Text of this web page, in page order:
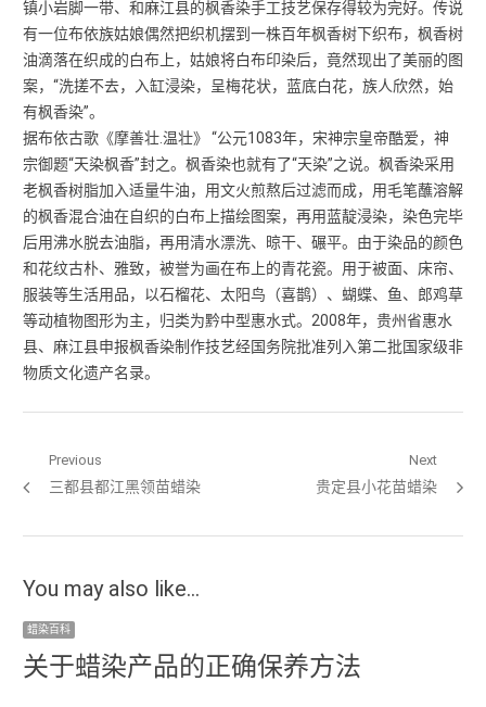
镇小岩脚一带、和麻江县的枫香染手工技艺保存得较为完好。传说
有一位布依族姑娘偶然把织机摆到一株百年枫香树下织布，枫香树
油滴落在织成的白布上，姑娘将白布印染后，竟然现出了美丽的图
案，“洗搓不去，入缸浸染，呈梅花状，蓝底白花，族人欣然，始
有枫香染”。
据布依古歌《摩善壮.温壮》 “公元1083年，宋神宗皇帝酷爱，神
宗御题“天染枫香”封之。枫香染也就有了“天染”之说。枫香染采用
老枫香树脂加入适量牛油，用文火煎熬后过滤而成，用毛笔蘸溶解
的枫香混合油在自织的白布上描绘图案，再用蓝靛浸染，染色完毕
后用沸水脱去油脂，再用清水漂洗、晾干、碾平。由于染品的颜色
和花纹古朴、雅致，被誉为画在布上的青花瓷。用于被面、床帘、
服装等生活用品，以石榴花、太阳鸟（喜鹊）、蝴蝶、鱼、郎鸡草
等动植物图形为主，归类为黔中型惠水式。2008年，贵州省惠水
县、麻江县申报枫香染制作技艺经国务院批准列入第二批国家级非
物质文化遗产名录。
文章导航
Previous
Previous post:
三都县都江黑领苗蜡染
Next
Next post:
贵定县小花苗蜡染
You may also like...
蜡染百科
关于蜡染产品的正确保养方法